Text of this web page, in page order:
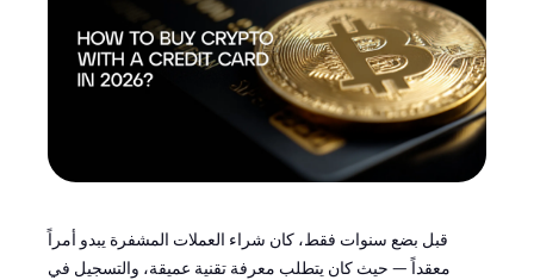
قبل بضع سنوات فقط، كان شراء العملات المشفرة يبدو أمراً
معقداً — حيث كان يتطلب معرفة تقنية عميقة، والتسجيل في